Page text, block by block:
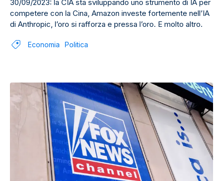
30/09/2023: la CIA sta sviluppando uno strumento di IA per
competere con la Cina, Amazon investe fortemente nell’IA
di Anthropic, l’oro si rafforza e pressa l’oro. E molto altro.
Economia Politica